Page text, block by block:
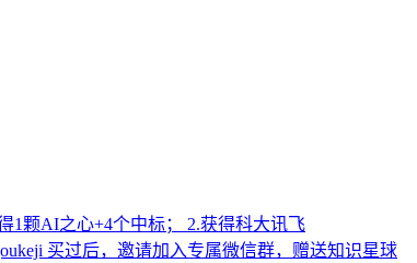
1颗AI之心+4个中标； 2.获得科大讯飞
买过后，邀请加入专属微信群，赠送知识星球